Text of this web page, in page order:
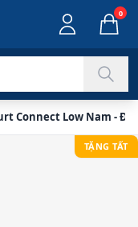
0
Connect Low Nam -
TẶNG TẤT